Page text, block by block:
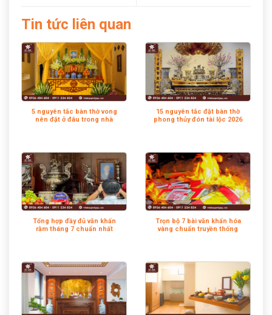
Tin tức liên quan
5 nguyên tắc bàn thờ vong
nên đặt ở đâu trong nhà
15 nguyên tắc đặt bàn thờ
phong thủy đón tài lộc 2026
Tổng hợp đầy đủ văn khấn
rằm tháng 7 chuẩn nhất
Trọn bộ 7 bài văn khấn hóa
vàng chuẩn truyền thống